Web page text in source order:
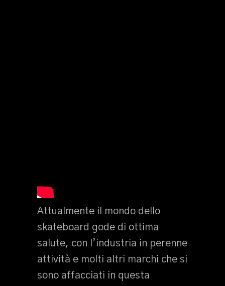
Attualmente il mondo dello
skateboard gode di ottima
salute, con l’industria in perenne
attività e molti altri marchi che si
sono affacciati in questa